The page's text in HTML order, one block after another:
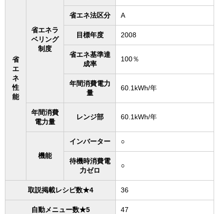
省
エ
ネ
性
能
省エネラ
ベリング
制度
省エネ法区分 A
目標年度 2008
省エネ基準達
成率
100％
年間消費電力
量
60.1kWh/年
年間消費
電力量
レンジ部 60.1kWh/年
機能
インバーター ○
待機時消費電
力ゼロ
○
取説掲載レシピ数★4 36
自動メニュー数★5 47